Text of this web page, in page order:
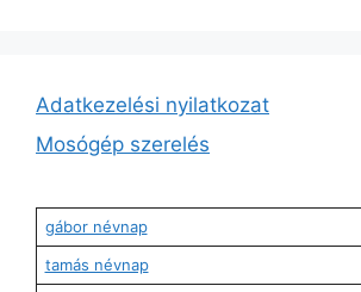
Adatkezelési nyilatkozat
Mosógép szerelés
gábor névnap
tamás névnap